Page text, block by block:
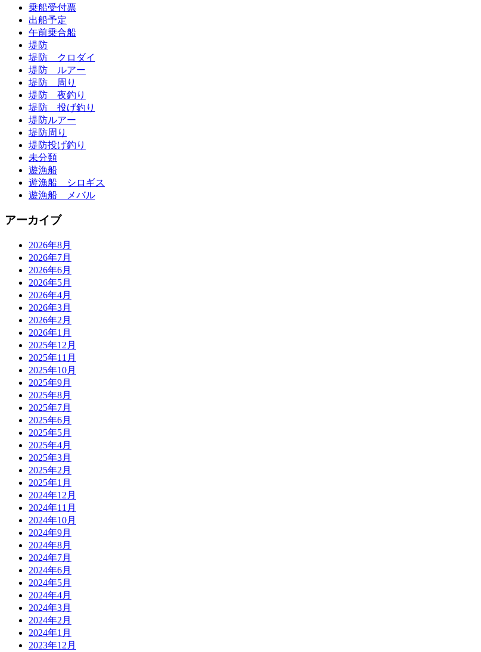
乗船受付票
出船予定
午前乗合船
堤防
堤防 クロダイ
堤防 ルアー
堤防 周り
堤防 夜釣り
堤防 投げ釣り
堤防ルアー
堤防周り
堤防投げ釣り
未分類
遊漁船
遊漁船 シロギス
遊漁船 メバル
アーカイブ
2026年8月
2026年7月
2026年6月
2026年5月
2026年4月
2026年3月
2026年2月
2026年1月
2025年12月
2025年11月
2025年10月
2025年9月
2025年8月
2025年7月
2025年6月
2025年5月
2025年4月
2025年3月
2025年2月
2025年1月
2024年12月
2024年11月
2024年10月
2024年9月
2024年8月
2024年7月
2024年6月
2024年5月
2024年4月
2024年3月
2024年2月
2024年1月
2023年12月